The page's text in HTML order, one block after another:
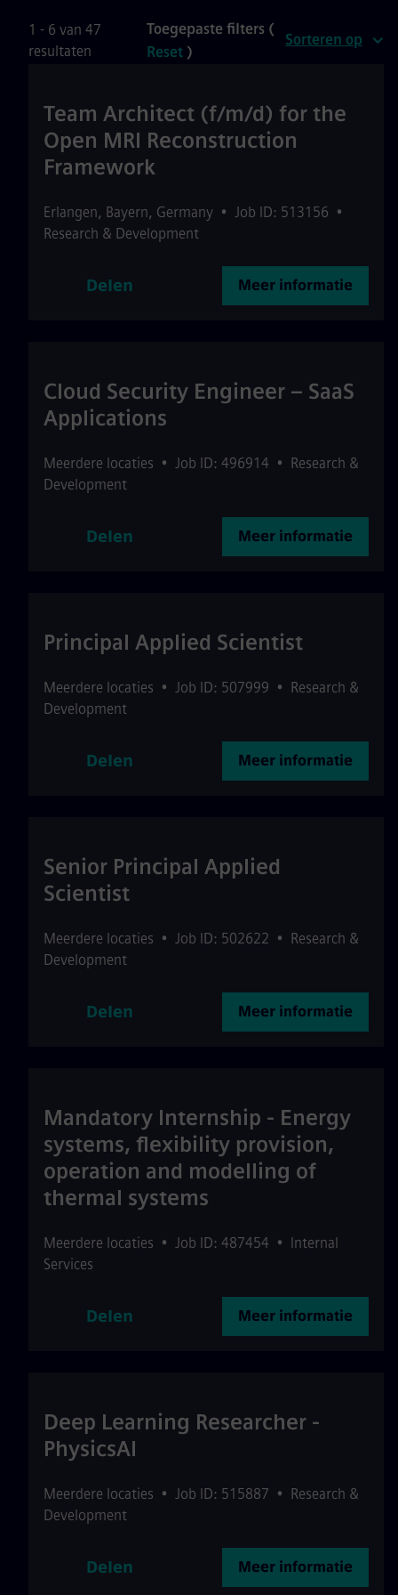
1 - 6 van 47
resultaten
Toegepaste filters (
Reset )
Sorteren op
Team Architect (f/m/d) for the
Open MRI Reconstruction
Framework
Erlangen, Bayern, Germany • Job ID: 513156 •
Research & Development
Delen Meer informatie
Cloud Security Engineer – SaaS
Applications
Meerdere locaties • Job ID: 496914 • Research &
Development
Delen Meer informatie
Principal Applied Scientist
Meerdere locaties • Job ID: 507999 • Research &
Development
Delen Meer informatie
Senior Principal Applied
Scientist
Meerdere locaties • Job ID: 502622 • Research &
Development
Delen Meer informatie
Mandatory Internship - Energy
systems, flexibility provision,
operation and modelling of
thermal systems
Meerdere locaties • Job ID: 487454 • Internal
Services
Delen Meer informatie
Deep Learning Researcher -
PhysicsAI
Meerdere locaties • Job ID: 515887 • Research &
Development
Delen Meer informatie